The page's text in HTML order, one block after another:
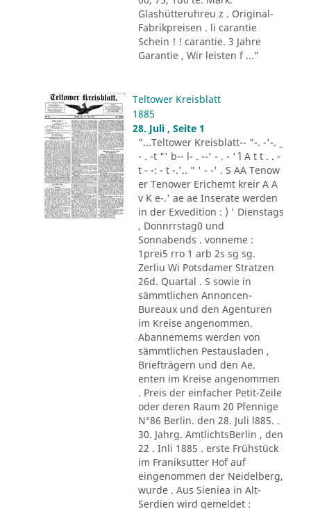
Glashütteruhreu z . Original-
Fabrikpreisen . li carantie
Schein ! ! carantie. 3 Jahre
Garantie , Wir leisten f ..."
Teltower Kreisblatt
1885
28. Juli , Seite 1
"...Teltower Kreisblatt-- "-. -'-. _
- . -t "' b-- l- . --' - . - '´ l A t t . . -
t - -: - t -.'.. " ' - -' . S AA Tenow
er Tenower Erichemt kreir A A
v K e-.' ae ae Inserate werden
in der Exvedition : ) ' Dienstags
, Donnrrstag0 und
Sonnabends . vonneme :
1prei5 rro 1 arb 2s sg sg.
Zerliu Wi Potsdamer Stratzen
26d. Quartal . S sowie in
sämmtlichen Annoncen-
Bureaux und den Agenturen
im Kreise angenommen.
Abannemems werden von
sämmtlichen Pestausladen ,
Briefträgern und den Ae.
enten im Kreise angenommen
. Preis der einfacher Petit-Zeile
oder deren Raum 20 Pfennige
N°86 Berlin. den 28. Juli l885. .
30. Jahrg. AmtlichtsBerlin , den
22 . Inli 1885 . erste Frühstück
im Franiksutter Hof auf
eingenommen der Neidelberg,
wurde . Aus Sieniea in Alt-
Serdien wird gemeldet :